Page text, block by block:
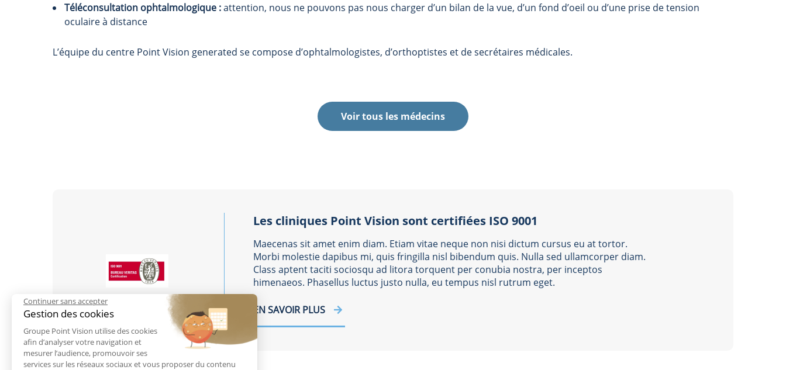
Téléconsultation ophtalmologique :attention, nous ne pouvons pas nous charger d’un bilan de la vue, d’un fond d’oeil ou d’une prise de tension
oculaire à distance
L’équipe du centre Point Vision generated se compose d’ophtalmologistes, d’orthoptistes et de secrétaires médicales.
Voir tous les médecins
Les cliniques Point Vision sont certifiées ISO 9001
Maecenas sit amet enim diam. Etiam vitae neque non nisi dictum cursus eu at tortor.
Morbi molestie dapibus mi, quis fringilla nisl bibendum quis. Nulla sed ullamcorper diam.
Class aptent taciti sociosqu ad litora torquent per conubia nostra, per inceptos
himenaeos. Phasellus luctus justo nulla, eu tempus nisl rutrum eget.
EN SAVOIR PLUS
Continuer sans accepter
Gestion des cookies
Groupe Point Vision utilise des cookies
afin d’analyser votre navigation et
mesurer l’audience, promouvoir ses
services sur les réseaux sociaux et vous proposer du contenu